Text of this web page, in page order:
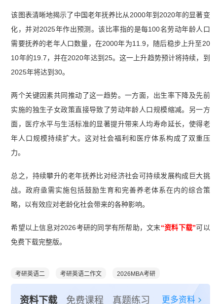
该图表清晰地揭示了中国老年抚养比从2000年到2020年的显著变
化，并对2025年作出预测。该比率指的是每100名劳动年龄人口
需要抚养的老年人口数量，在2000年为11.9，随后稳步上升至20
10年的19.7，并在2020年达到25。这一上升趋势预计将持续，到
2025年将达到30。
两个关键因素共同推动了这一趋势。一方面，出生率下降及先前
实施的独生子女政策直接导致了劳动年龄人口规模缩减。另一方
面，医疗水平与生活标准的显著提升带来人均寿命延长，使得老
年人口规模持续扩大。这对社会福利和医疗体系构成了双重压
力。
总之，持续攀升的老年抚养比对经济社会可持续发展构成巨大挑
战。政府亟需实施包括鼓励生育和完善养老体系在内的综合策
略，以有效应对老龄化社会带来的各种影响。
希望以上信息对2026考研的同学有所帮助，文末“资料下载”可以
免费下载完整版。
考研英语二 考研英语二作文 2026MBA考研
资料下载 免费课程 真题练习 更多资料